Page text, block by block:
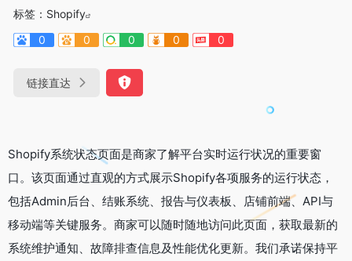
标签： Shopify
0
0 0 0 0
链接直达
Shopify系统状态页面是商家了解平台实时运行状况的重要窗
口。该页面通过直观的方式展示Shopify各项服务的运行状态，
包括Admin后台、结账系统、报告与仪表板、店铺前端、API与
移动端等关键服务。商家可以随时随地访问此页面，获取最新的
系统维护通知、故障排查信息及性能优化更新。我们承诺保持平